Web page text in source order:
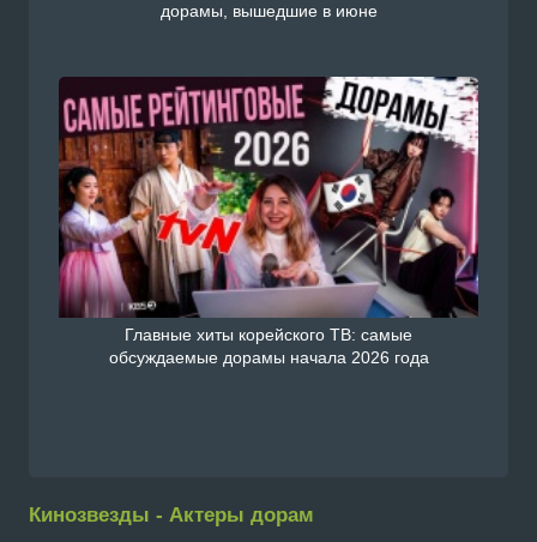
дорамы, вышедшие в июне
Главные хиты корейского ТВ: самые
обсуждаемые дорамы начала 2026 года
Кинозвезды - Актеры дорам